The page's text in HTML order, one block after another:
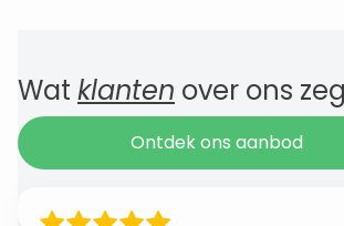
Wat klanten over ons
Ontdek ons aanbod